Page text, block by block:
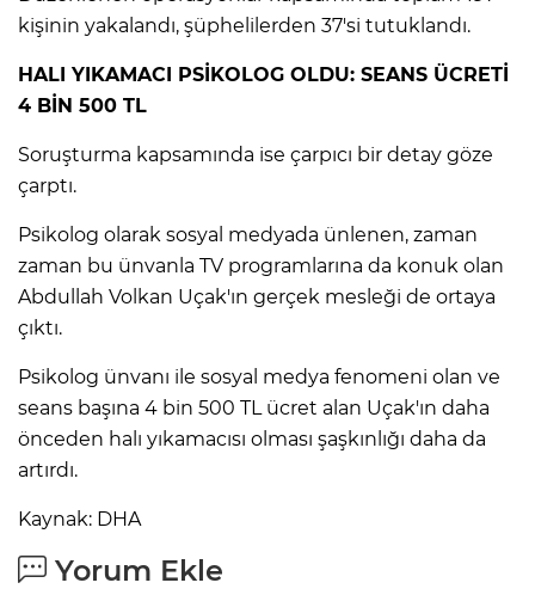
kişinin yakalandı, şüphelilerden 37'si tutuklandı.
HALI YIKAMACI PSİKOLOG OLDU: SEANS ÜCRETİ
4 BİN 500 TL
Soruşturma kapsamında ise çarpıcı bir detay göze
çarptı.
Psikolog olarak sosyal medyada ünlenen, zaman
zaman bu ünvanla TV programlarına da konuk olan
Abdullah Volkan Uçak'ın gerçek mesleği de ortaya
çıktı.
Psikolog ünvanı ile sosyal medya fenomeni olan ve
seans başına 4 bin 500 TL ücret alan Uçak'ın daha
önceden halı yıkamacısı olması şaşkınlığı daha da
artırdı.
Kaynak: DHA
Yorum Ekle